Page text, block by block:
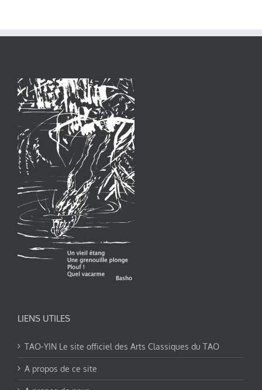
LIENS UTILES
TAO-YIN Le site officiel des Arts Classiques du TAO
A propos de ce site